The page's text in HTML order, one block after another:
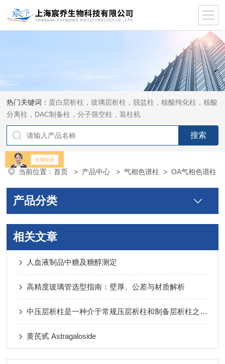
热门关键词：蛋白层析柱，玻璃层析柱，脱盐柱，核酸纯化柱，核酸
分离柱，DAC制备柱，分子筛空柱，装柱机
当前位置：首页 > 产品中心 >气相色谱柱 >OA气相色谱柱
产品分类
相关文章
人血液制品中糖及糖醇测定
高精度玻璃管选型指南：壁厚、公差与材质解析
中压层析柱是一种介于常规压层析柱和制备层析柱之间的色谱仪器
黄芪甙 Astragaloside